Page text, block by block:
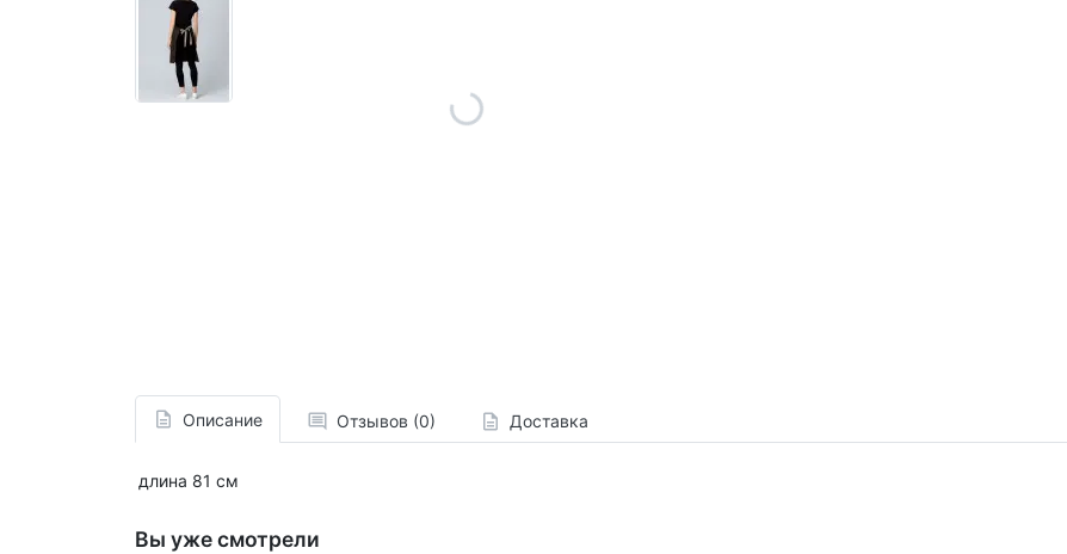
Описание Отзывов (0) Доставка
длина 81 см
Вы уже смотрели